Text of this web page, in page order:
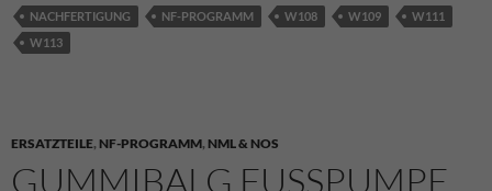
NACHFERTIGUNG NF-PROGRAMM W108 W109
W111
W113
ERSATZTEILE, NF-PROGRAMM, NML & NOS
GUMMIBALG FUSSPUMPE S